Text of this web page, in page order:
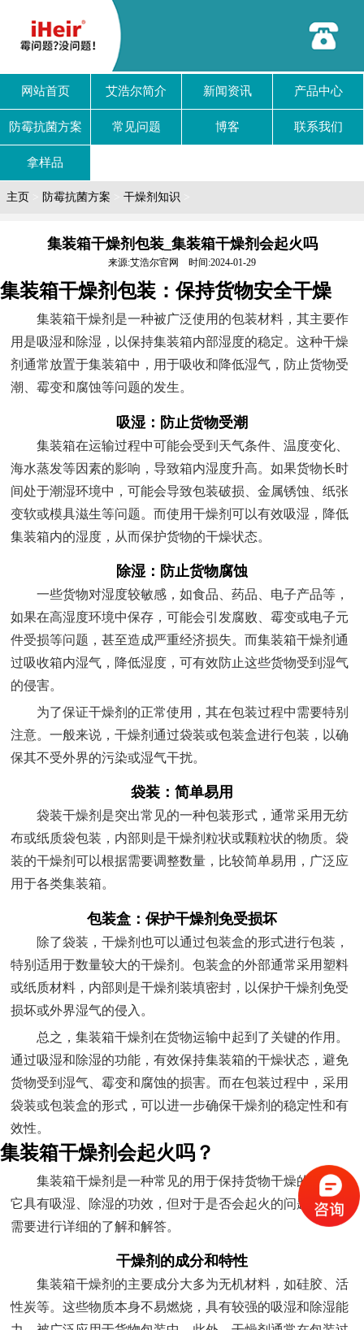
网站首页 艾浩尔简介 新闻资讯 产品中心
防霉抗菌方案 常见问题 博客 联系我们
拿样品
主页 防霉抗菌方案 干燥剂知识
集装箱干燥剂包装_集装箱干燥剂会起火吗
来源:艾浩尔官网 时间:2024-01-29
集装箱干燥剂包装：保持货物安全干燥
集装箱干燥剂是一种被广泛使用的包装材料，其主要作
用是吸湿和除湿，以保持集装箱内部湿度的稳定。这种干燥
剂通常放置于集装箱中，用于吸收和降低湿气，防止货物受
潮、霉变和腐蚀等问题的发生。
吸湿：防止货物受潮
集装箱在运输过程中可能会受到天气条件、温度变化、
海水蒸发等因素的影响，导致箱内湿度升高。如果货物长时
间处于潮湿环境中，可能会导致包装破损、金属锈蚀、纸张
变软或模具滋生等问题。而使用干燥剂可以有效吸湿，降低
集装箱内的湿度，从而保护货物的干燥状态。
除湿：防止货物腐蚀
一些货物对湿度较敏感，如食品、药品、电子产品等，
如果在高湿度环境中保存，可能会引发腐败、霉变或电子元
件受损等问题，甚至造成严重经济损失。而集装箱干燥剂通
过吸收箱内湿气，降低湿度，可有效防止这些货物受到湿气
的侵害。
为了保证干燥剂的正常使用，其在包装过程中需要特别
注意。一般来说，干燥剂通过袋装或包装盒进行包装，以确
保其不受外界的污染或湿气干扰。
袋装：简单易用
袋装干燥剂是突出常见的一种包装形式，通常采用无纺
布或纸质袋包装，内部则是干燥剂粒状或颗粒状的物质。袋
装的干燥剂可以根据需要调整数量，比较简单易用，广泛应
用于各类集装箱。
包装盒：保护干燥剂免受损坏
除了袋装，干燥剂也可以通过包装盒的形式进行包装，
特别适用于数量较大的干燥剂。包装盒的外部通常采用塑料
或纸质材料，内部则是干燥剂装填密封，以保护干燥剂免受
损坏或外界湿气的侵入。
总之，集装箱干燥剂在货物运输中起到了关键的作用。
通过吸湿和除湿的功能，有效保持集装箱的干燥状态，避免
货物受到湿气、霉变和腐蚀的损害。而在包装过程中，采用
袋装或包装盒的形式，可以进一步确保干燥剂的稳定性和有
效性。
集装箱干燥剂会起火吗？
集装箱干燥剂是一种常见的用于保持货物干燥的物品，
它具有吸湿、除湿的功效，但对于是否会起火的问题，我们
需要进行详细的了解和解答。
干燥剂的成分和特性
集装箱干燥剂的主要成分大多为无机材料，如硅胶、活
性炭等。这些物质本身不易燃烧，具有较强的吸湿和除湿能